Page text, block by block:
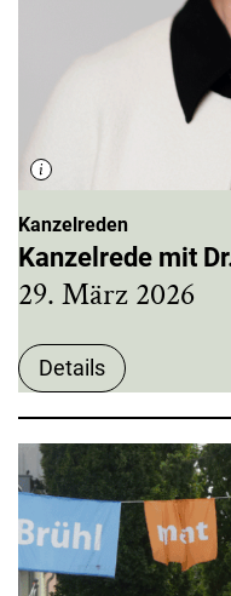
Kanzelreden
Kanzelrede mit
29. März 2026
Details